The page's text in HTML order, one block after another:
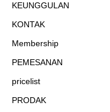
KEUNGGULAN
KONTAK
Membership
PEMESANAN
pricelist
PRODAK